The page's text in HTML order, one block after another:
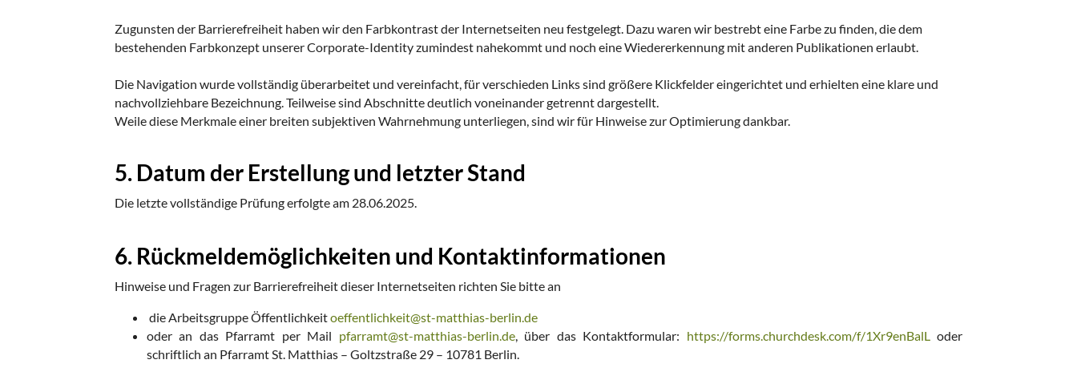
Zugunsten der Barrierefreiheit haben wir den Farbkontrast der Internetseiten neu festgelegt. Dazu waren wir bestrebt eine Farbe zu finden, die dem
bestehenden Farbkonzept unserer Corporate-Identity zumindest nahekommt und noch eine Wiedererkennung mit anderen Publikationen erlaubt.
Die Navigation wurde vollständig überarbeitet und vereinfacht, für verschieden Links sind größere Klickfelder eingerichtet und erhielten eine klare und
nachvollziehbare Bezeichnung. Teilweise sind Abschnitte deutlich voneinander getrennt dargestellt.
Weile diese Merkmale einer breiten subjektiven Wahrnehmung unterliegen, sind wir für Hinweise zur Optimierung dankbar.
5. Datum der Erstellung und letzter Stand
Die letzte vollständige Prüfung erfolgte am 28.06.2025.
6. Rückmeldemöglichkeiten und Kontaktinformationen
Hinweise und Fragen zur Barrierefreiheit dieser Internetseiten richten Sie bitte an
die Arbeitsgruppe Öffentlichkeitoeffentlichkeit@st-matthias-berlin.de
oder an das Pfarramt per Mail pfarramt@st-matthias-berlin.de, über das Kontaktformular: https://forms.churchdesk.com/f/1Xr9enBalL
oder
schriftlich an Pfarramt St. Matthias – Goltzstraße 29 – 10781 Berlin.